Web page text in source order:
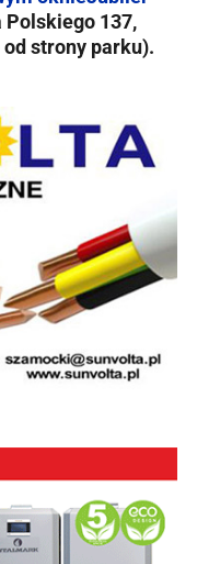
Polskiego 137,
od strony parku).